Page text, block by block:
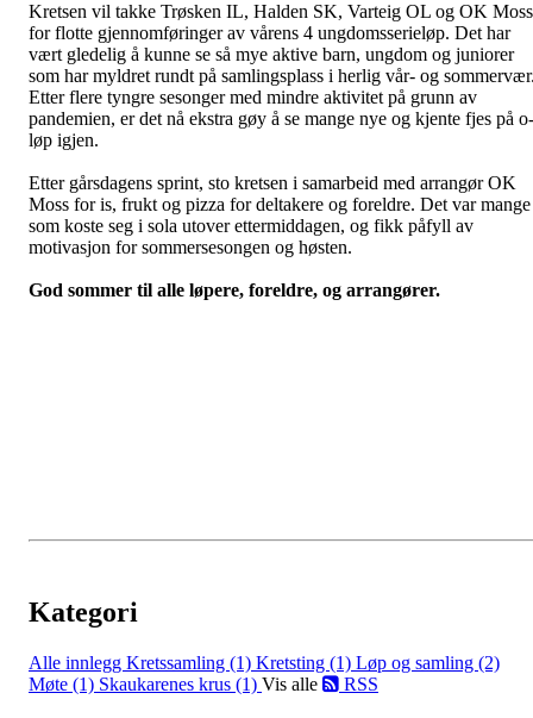
Kretsen vil takke Trøsken IL, Halden SK, Varteig OL og OK Moss
for flotte gjennomføringer av vårens 4 ungdomsserieløp. Det har
vært gledelig å kunne se så mye aktive barn, ungdom og juniorer
som har myldret rundt på samlingsplass i herlig vår- og
Etter flere tyngre sesonger med mindre aktivitet på grunn av
pandemien, er det nå ekstra gøy å se mange nye og kjente fjes på o-
løp igjen.
Etter gårsdagens sprint, sto kretsen i samarbeid med arrangør OK
Moss for is, frukt og pizza for deltakere og foreldre. Det var mange
som koste seg i sola utover ettermiddagen, og fikk påfyll av
motivasjon for sommersesongen og høsten.
God sommer til alle løpere, foreldre, og arrangører.
Kategori
Alle innlegg Kretssamling (1) Kretsting (1) Løp og samling (2)
Møte (1) Skaukarenes krus (1) Vis alle RSS